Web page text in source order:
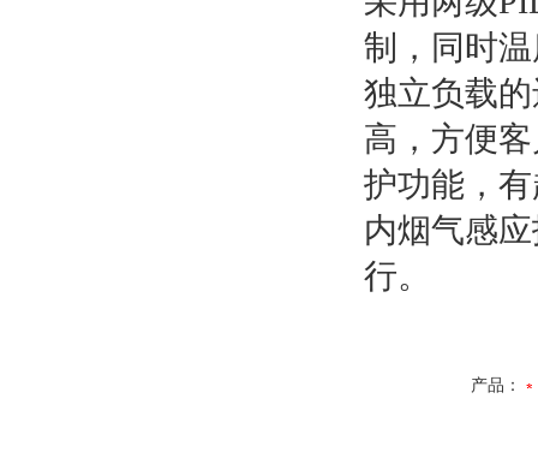
制，同时
独立负载
高，方便
护功能，
内烟气感
行。
产品：